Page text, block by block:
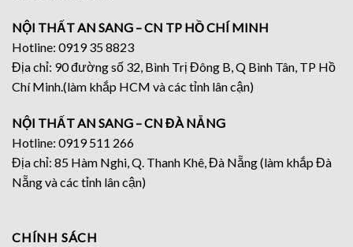
NỘI THẤT AN SANG – CN TP HỒ CHÍ MINH
Hotline: 0919 35 8823
Địa chỉ: 90 đường số 32, Bình Trị Đông B, Q Bình Tân, TP Hồ
Chí Minh.(làm khắp HCM và các tỉnh lân cận)
NỘI THẤT AN SANG – CN ĐÀ NẴNG
Hotline: 0919 511 266
Địa chỉ: 85 Hàm Nghi, Q. Thanh Khê, Đà Nẵng (làm khắp Đà
Nẵng và các tỉnh lân cận)
CHÍNH SÁCH